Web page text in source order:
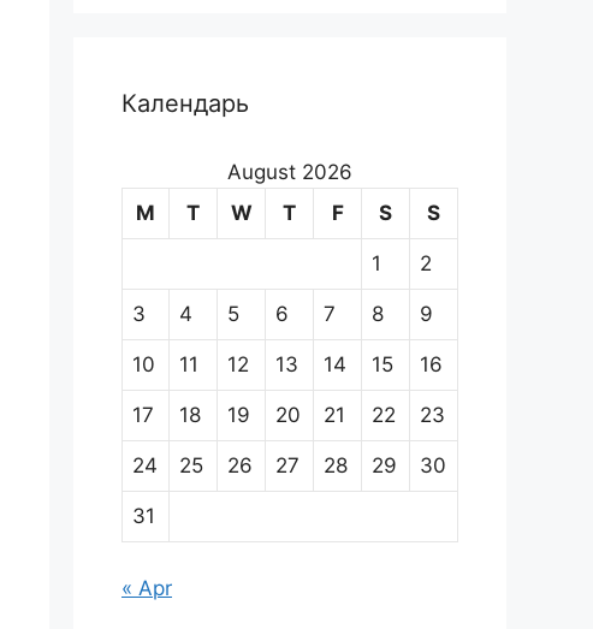
Календарь
August 2026
M
T W T F S S
1 2
3 4 5 6 7 8 9
10 11 12 13 14 15 16
17 18 19 20 21 22 23
24 25 26 27 28 29 30
31
« Apr